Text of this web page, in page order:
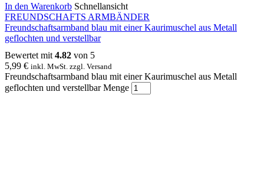
In den Warenkorb Schnellansicht
FREUNDSCHAFTS ARMBÄNDER
Freundschaftsarmband blau mit einer Kaurimuschel aus Metall
geflochten und verstellbar
Bewertet mit 4.82 von 5
5,99 € inkl. MwSt. zzgl. Versand
Freundschaftsarmband blau mit einer Kaurimuschel aus Metall
geflochten und verstellbar Menge